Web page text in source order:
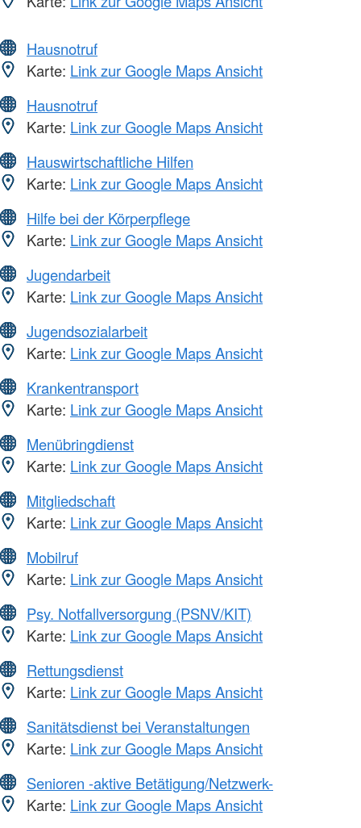
Hausnotruf
Karte: Link zur Google Maps Ansicht
Hausnotruf
Karte: Link zur Google Maps Ansicht
Hauswirtschaftliche Hilfen
Karte: Link zur Google Maps Ansicht
Hilfe bei der Körperpflege
Karte: Link zur Google Maps Ansicht
Jugendarbeit
Karte: Link zur Google Maps Ansicht
Jugendsozialarbeit
Karte: Link zur Google Maps Ansicht
Krankentransport
Karte: Link zur Google Maps Ansicht
Menübringdienst
Karte: Link zur Google Maps Ansicht
Mitgliedschaft
Karte: Link zur Google Maps Ansicht
Mobilruf
Karte: Link zur Google Maps Ansicht
Psy. Notfallversorgung (PSNV/KIT)
Karte: Link zur Google Maps Ansicht
Rettungsdienst
Karte: Link zur Google Maps Ansicht
Sanitätsdienst bei Veranstaltungen
Karte: Link zur Google Maps Ansicht
Senioren -aktive Betätigung/Netzwerk-
Karte: Link zur Google Maps Ansicht